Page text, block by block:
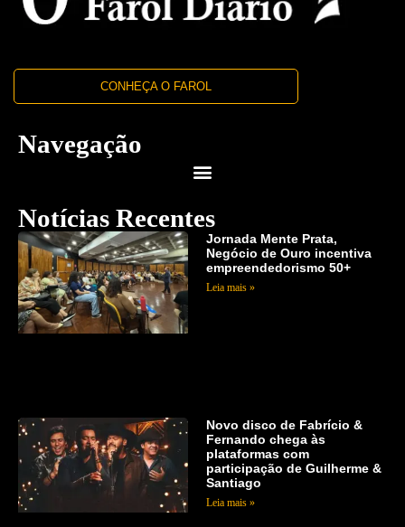
CONHEÇA O FAROL
Navegação
Notícias Recentes
Jornada Mente Prata,
Negócio de Ouro incentiva
empreendedorismo 50+
Leia mais »
Novo disco de Fabrício &
Fernando chega às
plataformas com
participação de Guilherme &
Santiago
Leia mais »